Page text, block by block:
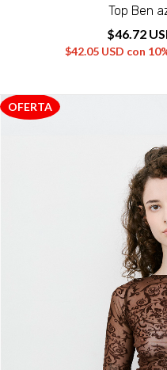
Top Ben
$46.72
$42.05 USD con